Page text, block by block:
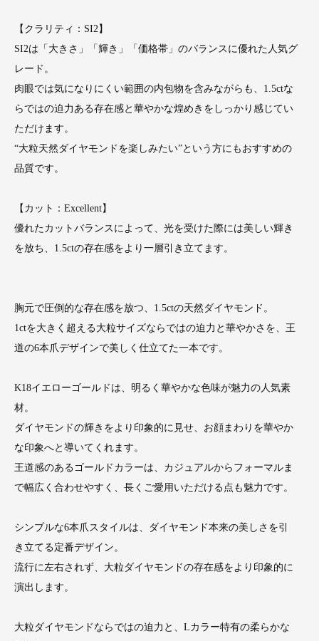
【クラリティ：SI2】
SI2は「大きさ」「輝き」「価格帯」のバランスに優れた人気グ
レード。
肉眼では気になりにくい範囲の内包物を含みながらも、1.5ctな
らではの迫力ある存在感と華やかな煌めきをしっかり感じてい
ただけます。
“大粒天然ダイヤモンドを楽しみたい”という方にもおすすめの
品質です。
【カット：Excellent】
優れたカットバランスによって、光を受けた際には美しい輝き
を放ち、1.5ctの存在感をより一層引き立てます。
胸元で圧倒的な存在感を放つ、1.5ctの天然ダイヤモンド。
1ctを大きく超える大粒サイズならではの迫力と華やかさを、王
道の6本爪デザインで美しく仕立てた一本です。
K18イエローゴールドは、明るく華やかな色味が魅力の人気素
材。
ダイヤモンドの輝きをより印象的に見せ、お顔まわりを華やか
な印象へと導いてくれます。
王道感のあるゴールドカラーは、カジュアルからフォーマルま
で幅広く合わせやすく、長くご愛用いただける点も魅力です。
シンプルな6本爪スタイルは、ダイヤモンド本来の美しさを引
き立てる定番デザイン。
流行に左右されず、大粒ダイヤモンドの存在感をより印象的に
演出します。
大粒ダイヤモンドならではの迫力と、Lカラー特有の柔らかな